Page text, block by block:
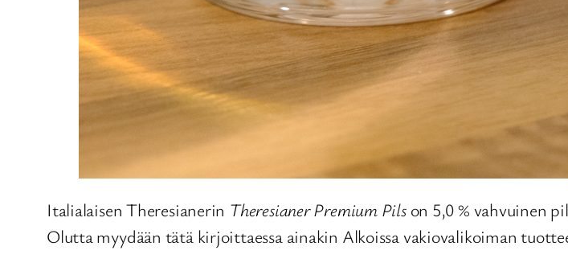
Italialaisen Theresianerin Theresianer Premium Pilson 5,0 % vahvuinen
Olutta myydään tätä kirjoittaessa ainakin Alkoissa vakiovalikoiman